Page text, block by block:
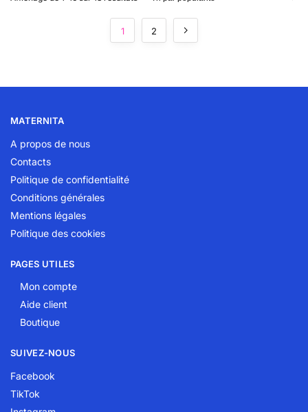
1 2
MATERNITA
A propos de nous
Contacts
Politique de confidentialité
Conditions générales
Mentions légales
Politique des cookies
PAGES UTILES
Mon compte
Aide client
Boutique
SUIVEZ-NOUS
Facebook
TikTok